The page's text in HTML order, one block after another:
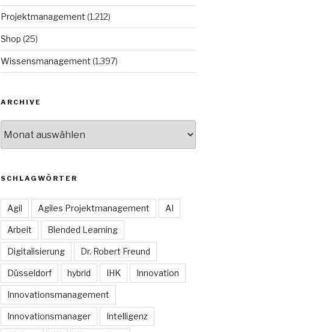
Projektmanagement (1.212)
Shop (25)
Wissensmanagement (1.397)
ARCHIVE
SCHLAGWÖRTER
Agil Agiles Projektmanagement AI
Arbeit Blended Learning
Digitalisierung Dr. Robert Freund
Düsseldorf hybrid IHK Innovation
Innovationsmanagement
Innovationsmanager Intelligenz